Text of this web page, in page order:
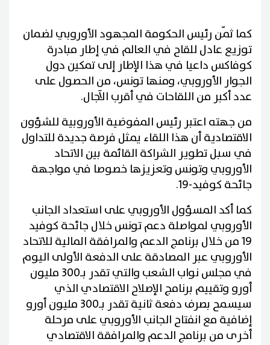
كما ثمّن رئيس الحكومة المجهود الأوروبي لضمان
توزيع عادل للقاح في العالم في إطار مبادرة
كوفاكس داعيا في هذا الإطار إلى تمكين دول
الجوار الأوروبي، ومنها تونس، من الحصول على
عدد أكبر من اللقاحات في أقرب الآجال.
من جهته اعتبر رئيس المفوضية الأوروبية للشؤون
الاقتصادية أن هذا اللقاء يمثل فرصة جديدة للتداول
في سبل تطوير الشراكة القائمة بين الاتحاد
الأوروبي وتونس وتعزيزها خصوصا في مواجهة
جائحة كوفيد-19.
كما أكد المسؤول الأوروبي على استعداد الجانب
الأوروبي لمواصلة دعم تونس خلال جائحة كوفيد
19 من خلال برنامج الدعم والمرافقة المالية للاتحاد
الأوروبي عبر المصادقة على الدفعة الأولى اليوم
في مجلس نواب الشعب والتي تقدر بـ300 مليون
أورو وتقييم برنامج الإصلاح الاقتصادي الذي
سيسمح بصرف دفعة ثانية تقدر بـ300 مليون أورو
إضافية مع انفتاح الجانب الأوروبي على مرحلة
أخرى من برنامج الدعم والمرافقة الاقتصادي